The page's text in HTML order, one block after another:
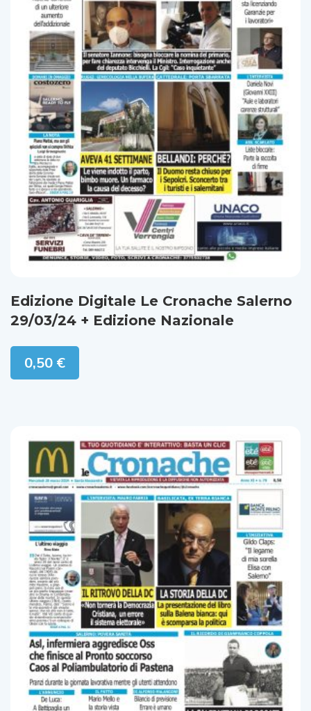
Edizione Digitale Le Cronache Salerno
29/03/24 + Edizione Nazionale
0,50 €